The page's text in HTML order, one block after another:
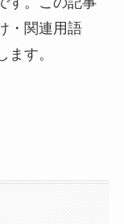
・関連用語
す。